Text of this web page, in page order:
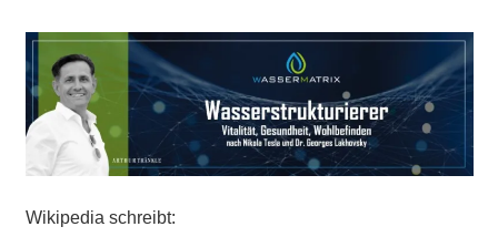
Wikipedia schreibt: